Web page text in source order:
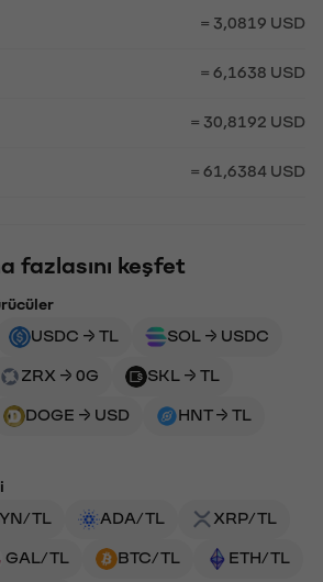
= 3,0819 USD
= 6,1638 USD
= 30,8192 USD
= 61,6384 USD
fazlasını keşfet
USDC → TL SOL → USDC
ZRX → 0G SKL → TL
DOGE → USD HNT → TL
TL ADA/TL XRP/TL
GAL/TL BTC/TL ETH/TL